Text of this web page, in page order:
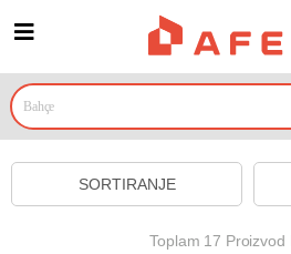
Prijava za članove
SORTIRANJE
Toplam 17 Proizvod